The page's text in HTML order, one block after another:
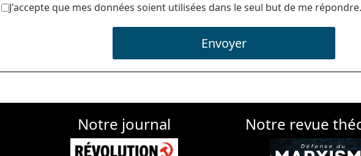
J'accepte que mes données soient utilisées dans le seul but de me
Envoyer
Notre journal Notre revue